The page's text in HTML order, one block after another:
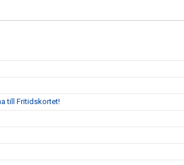
till Fritidskortet!